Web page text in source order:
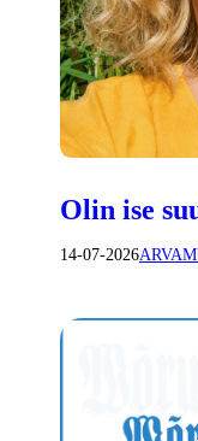
Olin ise
14-07-2026